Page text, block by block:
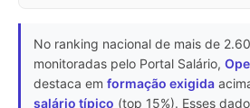
No ranking nacional de mais de
monitoradas pelo Portal Salário,
destaca em formação exigida
salário típico (top 15%). Esses